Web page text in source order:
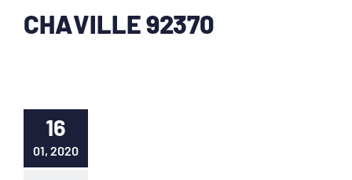
CHAVILLE 92370
16
01, 2020